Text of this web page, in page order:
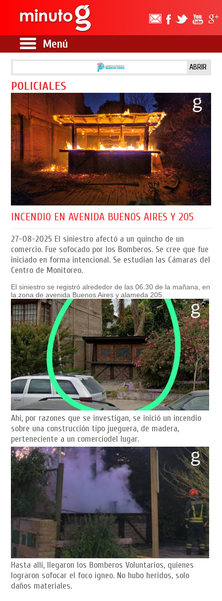
Menú
ABRIR
POLICIALES
INCENDIO EN AVENIDA BUENOS AIRES Y 205
27-08-2025 El siniestro afectó a un quincho de un
comercio. Fue sofocado por los Bomberos. Se cree que fue
iniciado en forma intencional. Se estudian las Cámaras del
Centro de Monitoreo.
El siniestro se registró alrededor de las 06.30 de la mañana, en
la zona de avenida Buenos Aires y alameda 205.
Ahi, por razones que se investigan, se inició un incendio
sobre una construcción tipo jueguera, de madera,
perteneciente a un comerciodel lugar.
Hasta allí, llegaron los Bomberos Voluntarios, quienes
lograron sofocar el foco igneo. No hubo heridos, solo
daños materiales.